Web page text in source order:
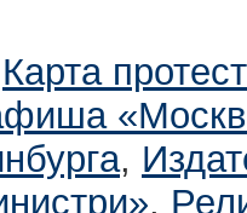
Карта
,
,